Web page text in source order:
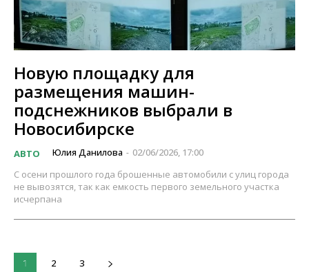
Новую площадку для
размещения машин-
подснежников выбрали в
Новосибирске
АВТО Юлия Данилова - 02/06/2026, 17:00
С осени прошлого года брошенные автомобили с улиц города
не вывозятся, так как емкость первого земельного участка
исчерпана
1 2 3